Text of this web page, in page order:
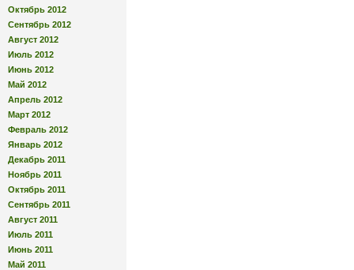
Октябрь 2012
Сентябрь 2012
Август 2012
Июль 2012
Июнь 2012
Май 2012
Апрель 2012
Март 2012
Февраль 2012
Январь 2012
Декабрь 2011
Ноябрь 2011
Октябрь 2011
Сентябрь 2011
Август 2011
Июль 2011
Июнь 2011
Май 2011